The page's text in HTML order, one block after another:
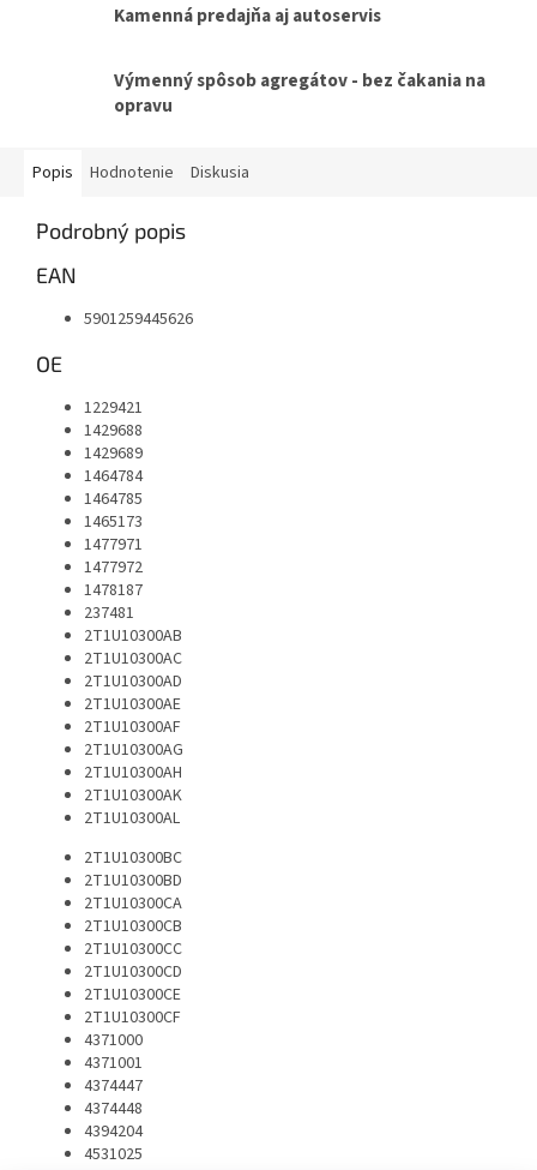
Kamenná predajňa aj autoservis
Výmenný spôsob agregátov - bez čakania na
opravu
Popis Hodnotenie Diskusia
Podrobný popis
EAN
5901259445626
OE
1229421
1429688
1429689
1464784
1464785
1465173
1477971
1477972
1478187
237481
2T1U10300AB
2T1U10300AC
2T1U10300AD
2T1U10300AE
2T1U10300AF
2T1U10300AG
2T1U10300AH
2T1U10300AK
2T1U10300AL
2T1U10300BC
2T1U10300BD
2T1U10300CA
2T1U10300CB
2T1U10300CC
2T1U10300CD
2T1U10300CE
2T1U10300CF
4371000
4371001
4374447
4374448
4394204
4531025